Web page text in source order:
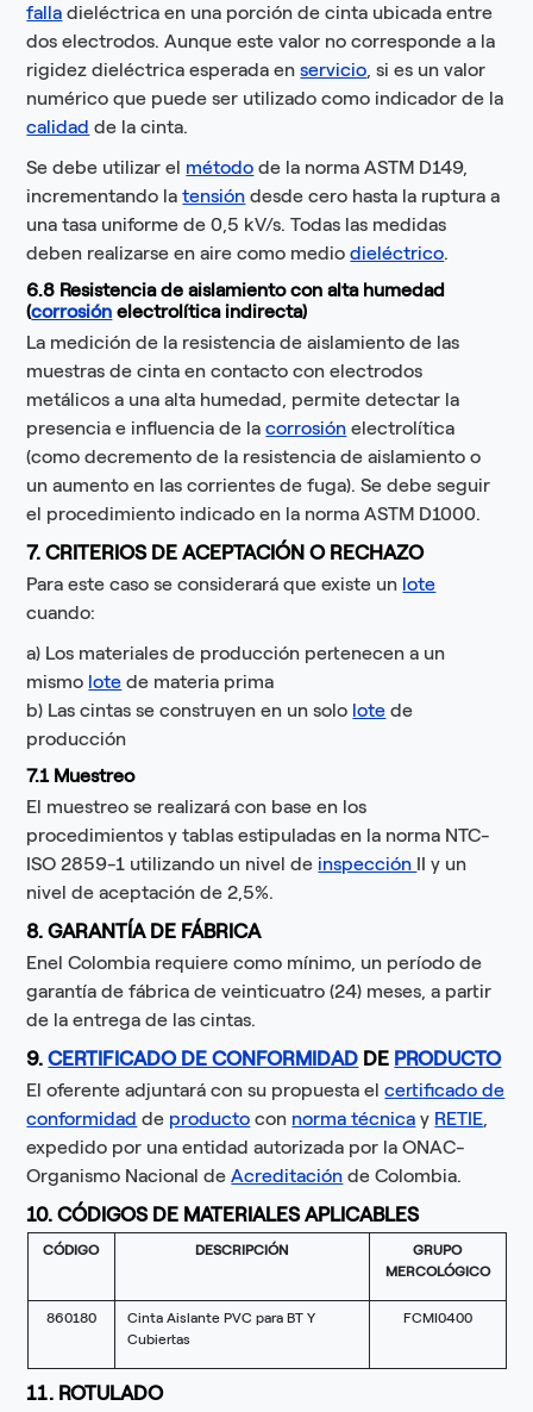
falla dieléctrica en una porción de cinta ubicada entre
dos electrodos. Aunque este valor no corresponde a la
rigidez dieléctrica esperada enservicio, si es un valor
numérico que puede ser utilizado como indicador de la
calidad de la cinta.
Se debe utilizar el método de la norma ASTM D149,
incrementando latensión desde cero hasta la ruptura a
una tasa uniforme de 0,5 kV/s. Todas las medidas
deben realizarse en aire como mediodieléctrico.
6.8 Resistencia de aislamiento con alta humedad
(corrosión electrolítica indirecta)
La medición de la resistencia de aislamiento de las
muestras de cinta en contacto con electrodos
metálicos a una alta humedad, permite detectar la
presencia e influencia de lacorrosión electrolítica
(como decremento de la resistencia de aislamiento o
un aumento en las corrientes de fuga). Se debe seguir
el procedimiento indicado en la norma ASTM D1000.
7. CRITERIOS DE ACEPTACIÓN O RECHAZO
Para este caso se considerará que existe un lote
cuando:
a) Los materiales de producción pertenecen a un
mismo lote de materia prima
b) Las cintas se construyen en un solo lote de
producción
7.1 Muestreo
El muestreo se realizará con base en los
procedimientos y tablas estipuladas en la norma NTC-
ISO 2859-1 utilizando un nivel deinspección II y un
nivel de aceptación de 2,5%.
8. GARANTÍA DE FÁBRICA
Enel Colombia requiere como mínimo, un período de
garantía de fábrica de veinticuatro (24) meses, a partir
de la entrega de las cintas.
9.CERTIFICADO DE CONFORMIDAD DE PRODUCTO
El oferente adjuntará con su propuesta elcertificado de
conformidad de producto con norma técnica y RETIE,
expedido por una entidad autorizada por la ONAC-
Organismo Nacional deAcreditación de Colombia.
10. CÓDIGOS DE MATERIALES APLICABLES
CÓDIGO DESCRIPCIÓN
GRUPO
MERCOLÓGICO
860180
Cinta Aislante PVC para BT Y
Cubiertas
FCMI0400
11. ROTULADO